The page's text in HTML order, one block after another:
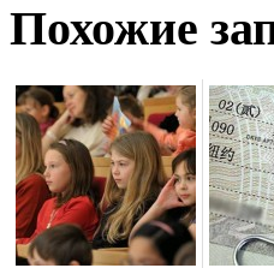
Похожие